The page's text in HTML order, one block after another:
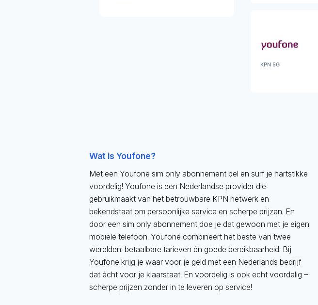
KPN 5G
Wat is Youfone?
Met een Youfone sim only abonnement bel en surf je hartstikke
voordelig! Youfone is een Nederlandse provider die
gebruikmaakt van het betrouwbare KPN netwerk en
bekendstaat om persoonlijke service en scherpe prijzen. En
door een sim only abonnement doe je dat gewoon met je eigen
mobiele telefoon. Youfone combineert het beste van twee
werelden: betaalbare tarieven én goede bereikbaarheid. Bij
Youfone krijg je waar voor je geld met een Nederlands bedrijf
dat écht voor je klaarstaat. En voordelig is ook echt voordelig –
scherpe prijzen zonder in te leveren op service!